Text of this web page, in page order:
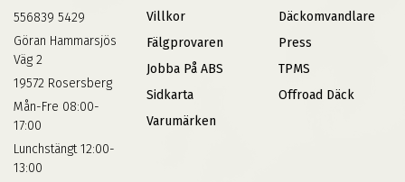
556839 5429
Göran Hammarsjös
Väg 2
19572 Rosersberg
Mån-Fre 08:00-
17:00
Lunchstängt 12:00-
13:00
Villkor
Fälgprovaren
Jobba På ABS
Sidkarta
Varumärken
Däckomvandlare
Press
TPMS
Offroad Däck